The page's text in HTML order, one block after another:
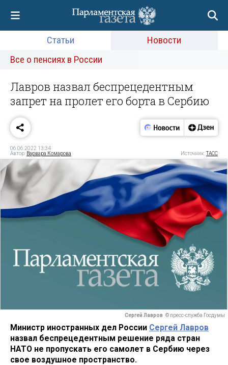
Статьи
Новости
Все о пенсиях в России
Лавров назвал беспрецедентным
запрет на пролет его борта в Сербию
06.06.2022 13:34
Автор: Варвара Комарова Источник:ТАСС
Сергей Лавров © пресс-служба Госдумы
Министр иностранных дел России Сергей Лавров
назвал беспрецедентным решение ряда стран
НАТО не пропускать его самолет в Сербию через
свое воздушное пространство.